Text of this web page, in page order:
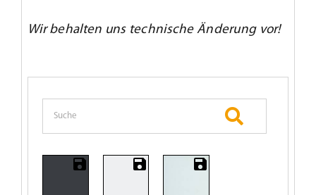
Wir behalten uns technische Änderung vor!